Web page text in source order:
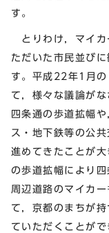
す。
とりわけ，マイカ
ただいた市民並び
す。平成22年1月の
て，様々な議論が
四条通の歩道拡幅
ス・地下鉄等の公
進めてきたことが
の歩道拡幅により
周辺道路のマイカ
て，京都のまちが
ていただくことが